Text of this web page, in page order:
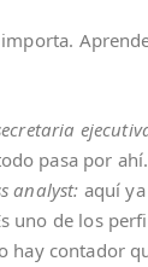
pasa por ahí.
analyst: aquí
uno de los
hay contador